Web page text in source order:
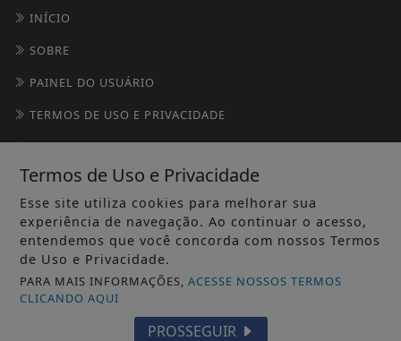
INÍCIO
SOBRE
PAINEL DO USUÁRIO
TERMOS DE USO E PRIVACIDADE
FAQ
CONTATO
© 2020 DK DIGITAL - TODOS OS DIREITOS RESERVADOS.
Termos de Uso e Privacidade
Esse site utiliza cookies para melhorar sua
experiência de navegação. Ao continuar o acesso,
entendemos que você concorda com nossos Termos
de Uso e Privacidade.
PARA MAIS INFORMAÇÕES,ACESSE NOSSOS TERMOS
CLICANDO AQUI
PROSSEGUIR